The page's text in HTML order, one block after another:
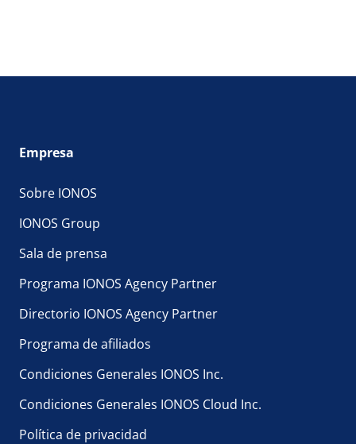
Empresa
Sobre IONOS
IONOS Group
Sala de prensa
Programa IONOS Agency Partner
Directorio IONOS Agency Partner
Programa de afiliados
Condiciones Generales IONOS Inc.
Condiciones Generales IONOS Cloud Inc.
Política de privacidad